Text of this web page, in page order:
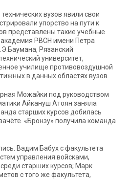
вузов явили свои
упорство на пути к
представлены такие учебные
РВСН имени Петра
Рязанский
университет,
училище противовоздушной
в данных областях вузов.
Можайки под руководством
Айкануш Атоян заняла
старших курсов добилась
«Бронзу» получила команда
Вадим Бабух с факультета
управления войсками,
старших курсов; Марк
с того же факультета,